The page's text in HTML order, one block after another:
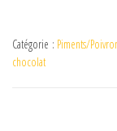
Catégorie : Piments/
chocolat